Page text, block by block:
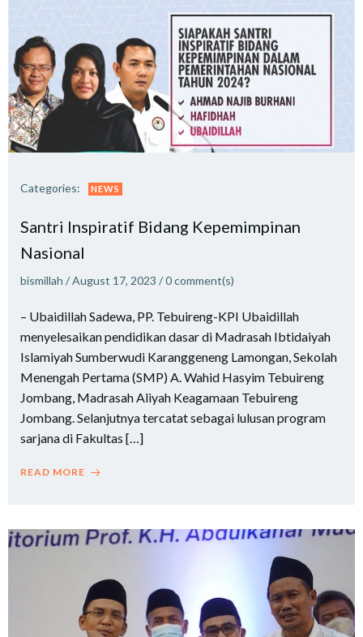
Categories: NEWS
Santri Inspiratif Bidang Kepemimpinan
Nasional
bismillah /August 17, 2023 /0comment(s)
– Ubaidillah Sadewa, PP. Tebuireng-KPI Ubaidillah
menyelesaikan pendidikan dasar di Madrasah Ibtidaiyah
Islamiyah Sumberwudi Karanggeneng Lamongan, Sekolah
Menengah Pertama (SMP) A. Wahid Hasyim Tebuireng
Jombang, Madrasah Aliyah Keagamaan Tebuireng
Jombang. Selanjutnya tercatat sebagai lulusan program
sarjana di Fakultas […]
READ MORE